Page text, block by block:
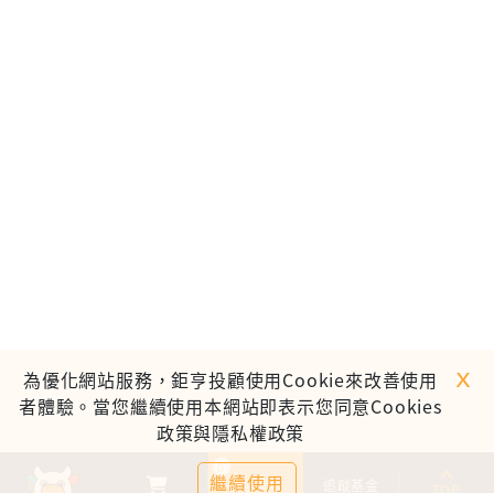
基金比較
0
為優化網站服務，鉅亨投顧使用Cookie來改善使用
者體驗。當您繼續使用本網站即表示您同意Cookies
政策與隱私權政策
繼續使用
ｘ